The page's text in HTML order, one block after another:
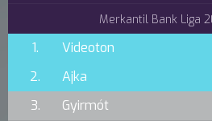
Merkantil Bank Liga
1. Videoton
2.
Ajka
3.
Gyirmót